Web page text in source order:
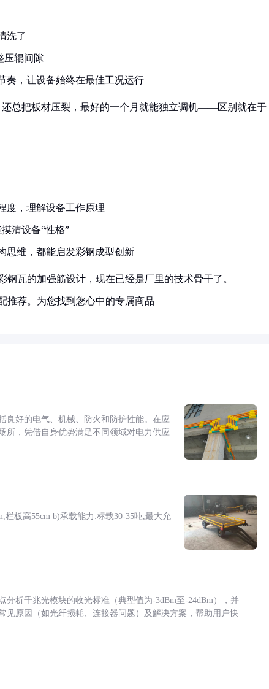
洗了
压辊间隙
奏，让设备始终在最佳工况运行
总把板材压裂，最好的一个月就能独立调机——区别就在于
度，理解设备工作原理
清设备“性格”
思维，都能启发彩钢成型创新
瓦的加强筋设计，现在已经是厂里的技术骨干了。
推荐。为您找到您心中的专属商品
良好的电气、机械、防火和防护性能。在应
所，凭借自身优势满足不同领域对电力供应
栏板高55cm b)承载能力:标载30-35吨,最大允
析千兆光模块的收光标准（典型值为-3dBm至-24dBm），并
原因（如光纤损耗、连接器问题）及解决方案，帮助用户快